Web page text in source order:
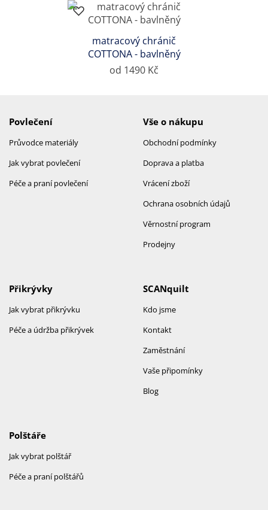
matracový chránič
COTTONA - bavlněný
od 1490 Kč
Povlečení
Průvodce materiály
Jak vybrat povlečení
Péče a praní povlečení
Vše o nákupu
Obchodní podmínky
Doprava a platba
Vrácení zboží
Ochrana osobních údajů
Věrnostní program
Prodejny
SCANquilt
Kdo jsme
Kontakt
Zaměstnání
Vaše připomínky
Blog
Přikrývky
Jak vybrat přikrývku
Péče a údržba přikrývek
Polštáře
Jak vybrat polštář
Péče a praní polštářů